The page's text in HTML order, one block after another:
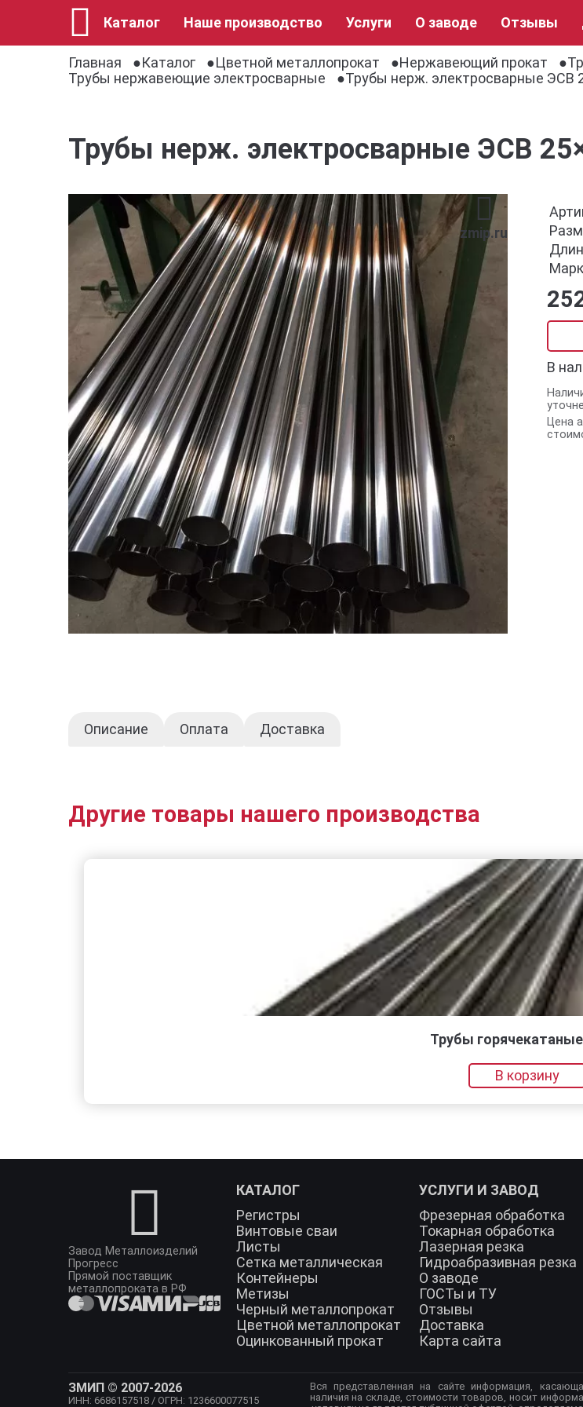
Каталог Наше производство Услуги О заводе Отзывы
Главная
Каталог Цветной металлопрокат Нержавеющий прокат
Трубы нержавеющие электросварные
Трубы нерж. электросварные ЭСВ
Трубы нерж. электросварные ЭСВ
zmip.ru
В
Цена
Описание Оплата Доставка
Другие товары нашего производства
Трубы
В корзину
Завод Металлоизделий
Прогресс
Прямой поставщик
металлопроката в РФ
КАТАЛОГ
Регистры
Винтовые сваи
Листы
Сетка металлическая
Контейнеры
Метизы
Черный металлопрокат
Цветной металлопрокат
Оцинкованный прокат
УСЛУГИ И ЗАВОД
Фрезерная обработка
Токарная обработка
Лазерная резка
Гидроабразивная резка
О заводе
ГОСТы и ТУ
Отзывы
Доставка
Карта сайта
ЗМИП © 2007-2026
ИНН: 6686157518 / ОГРН: 1236600077515
Вся представленная на сайте информация,
наличия на складе, стоимости товаров, носит